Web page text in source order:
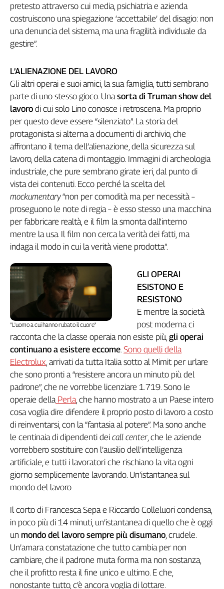
Alto
Adige
Basilicata
Calabria
Emilia-
Romagna
Friuli
Venezia
Lazio
Liguria
Lombardia
Marche
Piemonte
Puglia
Sardegna
Sicilia
Toscana
Trentino
Valle
D'Aosta
Archivio
Storico
1955-
Cerca
Contatti
La
redazione
Newsletter
Social
pretesto attraverso cui media, psichiatria e azienda
costruiscono una spiegazione ‘accettabile’ del disagio: non
una denuncia del sistema, ma una fragilità individuale da
gestire”.
L’ALIENAZIONE DEL LAVORO
Gli altri operai e suoi amici, la sua famiglia, tutti sembrano
parte di uno stesso gioco. Unasorta di Truman show del
lavoro di cui solo Lino conosce i retroscena. Ma proprio
per questo deve essere “silenziato”. La storia del
protagonista si alterna a documenti di archivio, che
affrontano il tema dell’alienazione, della sicurezza sul
lavoro, della catena di montaggio. Immagini di archeologia
industriale, che pure sembrano girate ieri, dal punto di
vista dei contenuti. Ecco perché la scelta del
mockumentary“non per comodità ma per necessità –
proseguono le note di regia – è esso stesso una macchina
per fabbricare realtà, e il film la smonta dall'interno
mentre la usa. Il film non cerca la verità dei fatti, ma
indaga il modo in cui la verità viene prodotta”.
"L'uomo a cui hanno rubato il cuore"
GLI OPERAI
ESISTONO E
RESISTONO
E mentre la società
post moderna ci
racconta che la classe operaia non esiste più, gli operai
continuano a esistere eccome. Sono quelli della
Electrolux, arrivati da tutta Italia sotto al Mimit per urlare
che sono pronti a “resistere ancora un minuto più del
padrone”, che ne vorrebbe licenziare 1.719. Sono le
operaie dellaPerla, che hanno mostrato a un Paese intero
cosa voglia dire difendere il proprio posto di lavoro a costo
di reinventarsi, con la “fantasia al potere”. Ma sono anche
le centinaia di dipendenti dei call center, che le aziende
vorrebbero sostituire con l’ausilio dell’intelligenza
artificiale, e tutti i lavoratori che rischiano la vita ogni
giorno semplicemente lavorando. Un’istantanea sul
mondo del lavoro
Il corto di Francesca Sepa e Riccardo Colleluori condensa,
in poco più di 14 minuti, un’istantanea di quello che è oggi
un mondo del lavoro sempre più disumano, crudele.
Un’amara constatazione che tutto cambia per non
cambiare, che il padrone muta forma ma non sostanza,
che il profitto resta il fine unico e ultimo. E che,
nonostante tutto, c’è ancora voglia di lottare.